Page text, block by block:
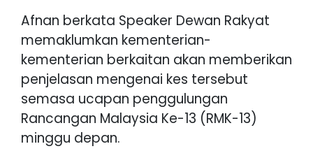
Afnan berkata Speaker Dewan Rakyat
memaklumkan kementerian-
kementerian berkaitan akan memberikan
penjelasan mengenai kes tersebut
semasa ucapan penggulungan
Rancangan Malaysia Ke-13 (RMK-13)
minggu depan.